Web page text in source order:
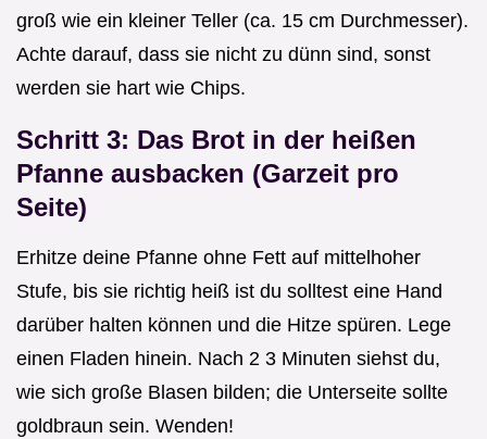
groß wie ein kleiner Teller (ca. 15 cm Durchmesser).
Achte darauf, dass sie nicht zu dünn sind, sonst
werden sie hart wie Chips.
Schritt 3: Das Brot in der heißen
Pfanne ausbacken (Garzeit pro
Seite)
Erhitze deine Pfanne ohne Fett auf mittelhoher
Stufe, bis sie richtig heiß ist du solltest eine Hand
darüber halten können und die Hitze spüren. Lege
einen Fladen hinein. Nach 2 3 Minuten siehst du,
wie sich große Blasen bilden; die Unterseite sollte
goldbraun sein. Wenden!